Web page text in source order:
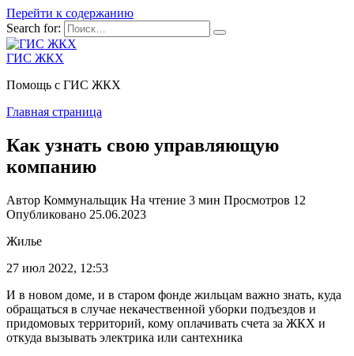
Перейти к содержанию
Search for:
ГИС ЖКХ
Помощь с ГИС ЖКХ
Главная страница
Как узнать свою управляющую
компанию
Автор Коммунальщик На чтение 3 мин Просмотров 12
Опубликовано 25.06.2023
Жилье
27 июл 2022, 12:53
И в новом доме, и в старом фонде жильцам важно знать, куда
обращаться в случае некачественной уборки подъездов и
придомовых территорий, кому оплачивать счета за ЖКХ и
откуда вызывать электрика или сантехника